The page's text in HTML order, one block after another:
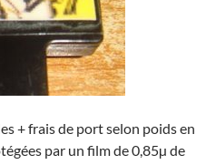
+ frais de port selon poids en
par un film de 0,85µ de